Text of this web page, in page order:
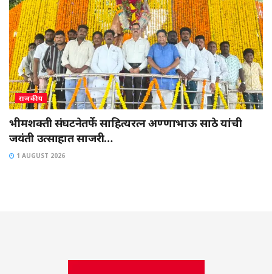
राजकीय
भीमशक्ती संघटनेतर्फे साहित्यरत्न अण्णाभाऊ साठे यांची
जयंती उत्साहात साजरी…
1 AUGUST 2026